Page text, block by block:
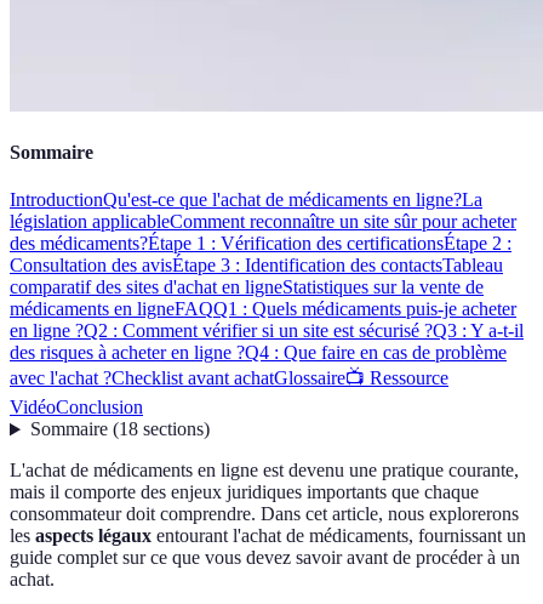
Sommaire
IntroductionQu'est-ce que l'achat de médicaments en ligne?La
législation applicableComment reconnaître un site sûr pour acheter
des médicaments?Étape 1 : Vérification des certificationsÉtape 2 :
Consultation des avisÉtape 3 : Identification des contactsTableau
comparatif des sites d'achat en ligneStatistiques sur la vente de
médicaments en ligneFAQQ1 : Quels médicaments puis-je acheter
en ligne ?Q2 : Comment vérifier si un site est sécurisé ?Q3 : Y a-t-il
des risques à acheter en ligne ?Q4 : Que faire en cas de problème
avec l'achat ?Checklist avant achatGlossaire📺 Ressource
VidéoConclusion
Sommaire(18 sections)
L'achat de médicaments en ligne est devenu une pratique courante,
mais il comporte des enjeux juridiques importants que chaque
consommateur doit comprendre. Dans cet article, nous explorerons
les aspects légaux entourant l'achat de médicaments, fournissant un
guide complet sur ce que vous devez savoir avant de procéder à un
achat.